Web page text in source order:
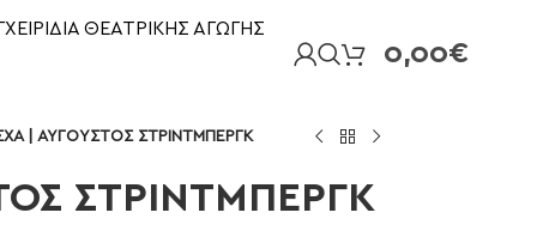
ΘΕΑΤΡΙΚΗΣ ΑΓΩΓΗΣ
0,00€
| ΑΥΓΟΥΣΤΟΣ ΣΤΡΙΝΤΜΠΕΡΓΚ
ΣΤΡΙΝΤΜΠΕΡΓΚ